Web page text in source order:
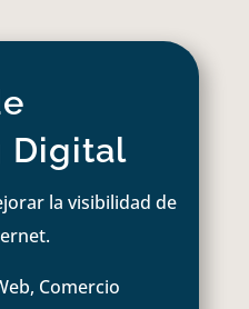
Digital
la visibilidad de
Comercio